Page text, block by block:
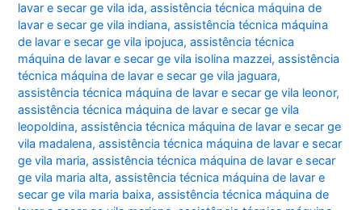
lavar e secar ge vila ida,assistência técnica máquina de
lavar e secar ge vila indiana,assistência técnica máquina
de lavar e secar ge vila ipojuca,assistência técnica
máquina de lavar e secar ge vila isolina mazzei,assistência
técnica máquina de lavar e secar ge vila jaguara,
assistência técnica máquina de lavar e secar ge vila leonor,
assistência técnica máquina de lavar e secar ge vila
leopoldina,assistência técnica máquina de lavar e secar ge
vila madalena,assistência técnica máquina de lavar e secar
ge vila maria,assistência técnica máquina de lavar e secar
ge vila maria alta,assistência técnica máquina de lavar e
secar ge vila maria baixa,assistência técnica máquina de